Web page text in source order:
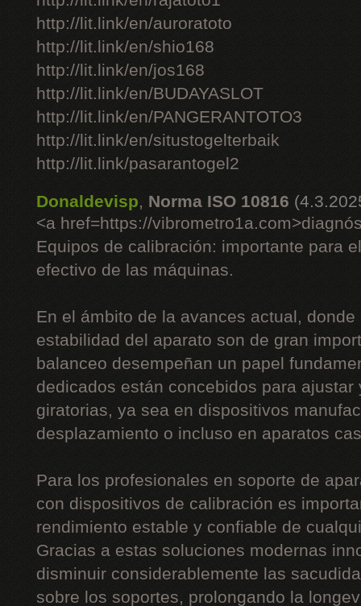
http://lit.link/en/auroratoto
http://lit.link/en/shio168
http://lit.link/en/jos168
http://lit.link/en/BUDAYASLOT
http://lit.link/en/PANGERANTOTO3
http://lit.link/en/situstogelterbaik
http://lit.link/pasarantogel2
Donaldevisp, Norma ISO 10816
<a href=https://
Equipos de calibración: importante para
efectivo de las máquinas.
En el ámbito de la avances actual,
estabilidad del aparato son de gran
balanceo desempeñan un papel
dedicados están concebidos para
giratorias, ya sea en dispositivos
desplazamiento o incluso en aparatos
Para los profesionales en soporte de
con dispositivos de calibración es
rendimiento estable y confiable de
Gracias a estas soluciones modernas
disminuir considerablemente las
sobre los soportes, prolongando la